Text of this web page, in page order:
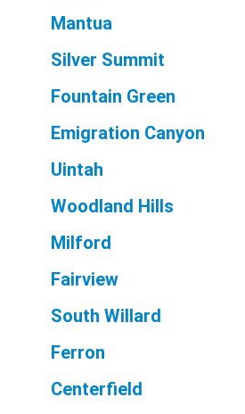
Mantua
Silver Summit
Fountain Green
Emigration Canyon
Uintah
Woodland Hills
Milford
Fairview
South Willard
Ferron
Centerfield